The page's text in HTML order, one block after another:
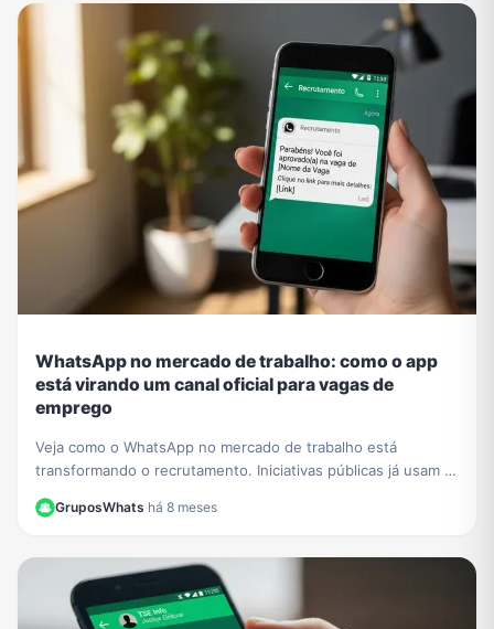
WhatsApp no mercado de trabalho: como o app
está virando um canal oficial para vagas de
emprego
Veja como o WhatsApp no mercado de trabalho está
transformando o recrutamento. Iniciativas públicas já usam o
app para conectar empresas e candidatos.
GruposWhats·há 8 meses